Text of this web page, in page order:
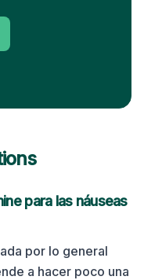
para las náuseas
por lo general
a hacer poco una